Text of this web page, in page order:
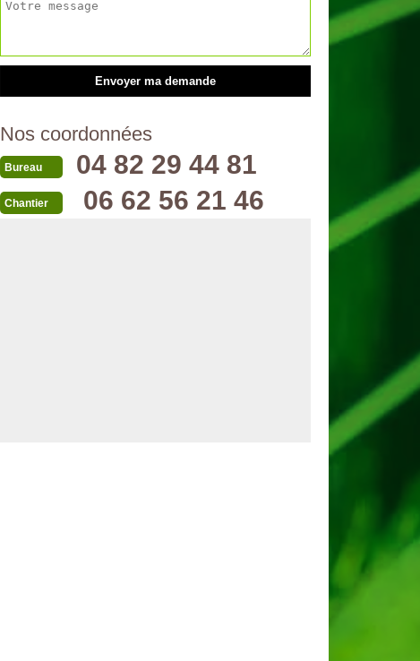
Nos coordonnées
Bureau 04 82 29 44 81
Chantier 06 62 56 21 46